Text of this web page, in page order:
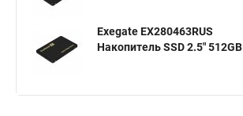
Exegate EX280463RUS
Накопитель SSD 2.5" 512GB